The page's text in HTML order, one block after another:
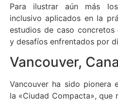
Para ilustrar aún más
inclusivo aplicados en la
estudios de caso
y desafíos enfrentados por
Vancouver,
Vancouver ha sido pionera
la «Ciudad Compacta», que